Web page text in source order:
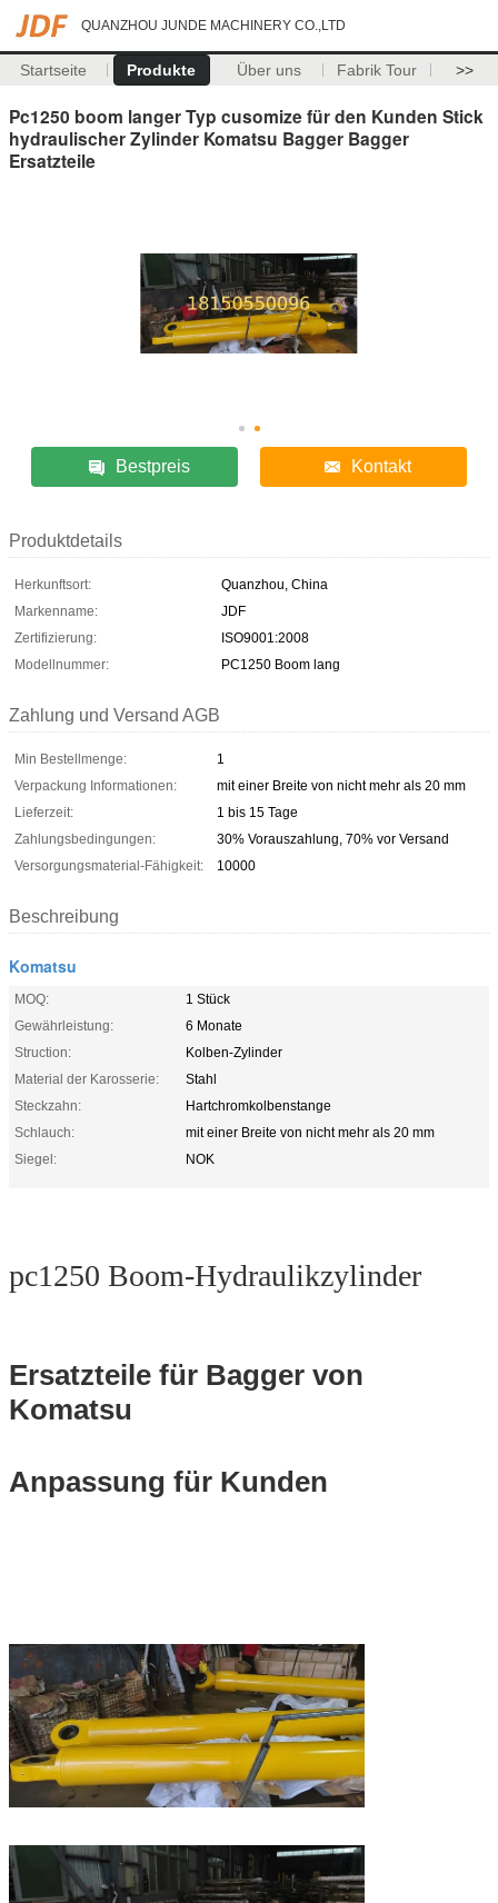
QUANZHOU JUNDE MACHINERY CO.,LTD
Startseite Produkte Über uns Fabrik Tour >>
Pc1250 boom langer Typ cusomize für den Kunden Stick
hydraulischer Zylinder Komatsu Bagger Bagger
Ersatzteile
Bestpreis Kontakt
Produktdetails
Herkunftsort:
Quanzhou, China
Markenname:
JDF
Zertifizierung:
ISO9001:2008
Modellnummer:
PC1250 Boom lang
Zahlung und Versand AGB
Min Bestellmenge:
1
Verpackung Informationen:
mit einer Breite von nicht mehr als 20 mm
Lieferzeit:
1 bis 15 Tage
Zahlungsbedingungen:
30% Vorauszahlung, 70% vor Versand
Versorgungsmaterial-Fähigkeit:
10000
Beschreibung
Komatsu
MOQ:
1 Stück
Gewährleistung:
6 Monate
Struction:
Kolben-Zylinder
Material der Karosserie:
Stahl
Steckzahn:
Hartchromkolbenstange
Schlauch:
mit einer Breite von nicht mehr als 20 mm
Siegel:
NOK
pc1250 Boom-Hydraulikzylinder
Ersatzteile für Bagger von
Komatsu
Anpassung für Kunden